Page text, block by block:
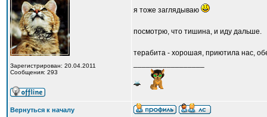
Зарегистрирован: 20.04.2011
Сообщения: 293
я тоже заглядываю
посмотрю, что тишина, и иду дальше.
терабита - хорошая, приютила нас,
Вернуться к началу